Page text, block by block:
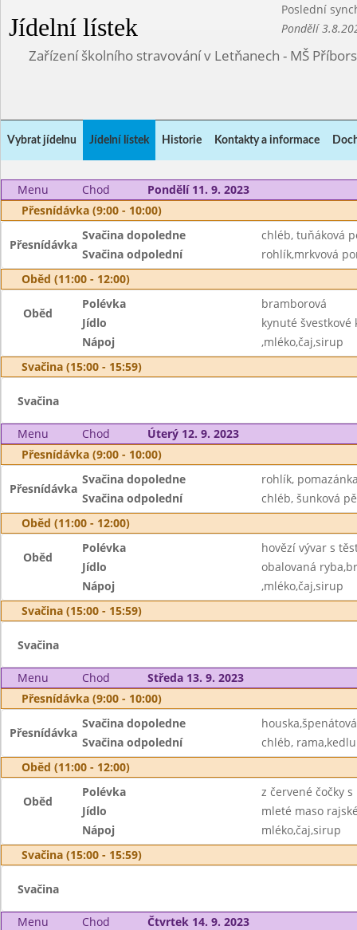
Jídelní lístek
Poslední
Pondělí
Zařízení školního stravování v Letňanech - MŠ
Vybrat jídelnu Jídelní lístek Historie Kontakty a informace
Menu Chod
Pondělí 11. 9. 2023
Přesnídávka (9:00 - 10:00)
Přesnídávka
Svačina dopoledne
chléb, tuňáková
Svačina odpolední
rohlík,mrkvová
Oběd (11:00 - 12:00)
Oběd
Polévka
bramborová
Jídlo
kynuté švestkové
Nápoj
,mléko,čaj,sirup
Svačina (15:00 - 15:59)
Svačina
Menu Chod
Úterý 12. 9. 2023
Přesnídávka (9:00 - 10:00)
Přesnídávka
Svačina dopoledne
rohlík,
Svačina odpolední
chléb, šunková
Oběd (11:00 - 12:00)
Oběd
Polévka
hovězí vývar s
Jídlo
obalovaná
Nápoj
,mléko,čaj,sirup
Svačina (15:00 - 15:59)
Svačina
Menu Chod
Středa 13. 9. 2023
Přesnídávka (9:00 - 10:00)
Přesnídávka
Svačina dopoledne
Svačina odpolední
chléb,
Oběd (11:00 - 12:00)
Oběd
Polévka
z červené čočky
Jídlo
mleté maso
Nápoj
mléko,čaj,sirup
Svačina (15:00 - 15:59)
Svačina
Menu Chod
Čtvrtek 14. 9. 2023